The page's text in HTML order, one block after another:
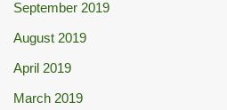
September 2019
August 2019
April 2019
March 2019